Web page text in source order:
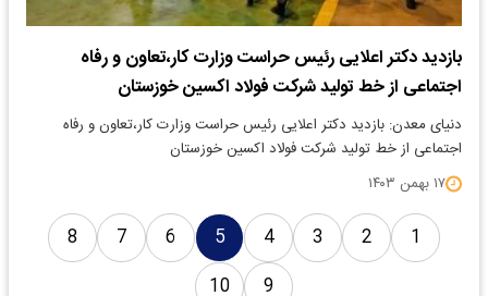
بازدید دکتر اعلایی رئیس حراست وزارت کار،تعاون و رفاه
اجتماعی از خط تولید شرکت فولاد اکسین خوزستان
دنیای معدن: بازدید دکتر اعلایی رئیس حراست وزارت کار،تعاون و رفاه
اجتماعی از خط تولید شرکت فولاد اکسین خوزستان
۱۷ بهمن ۱۴۰۳
1
2
3
4
5
6
7
8
9
10